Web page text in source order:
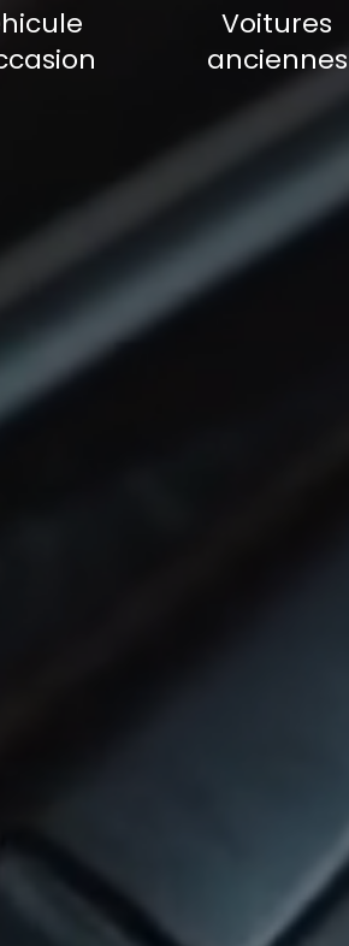
Voitures
anciennes